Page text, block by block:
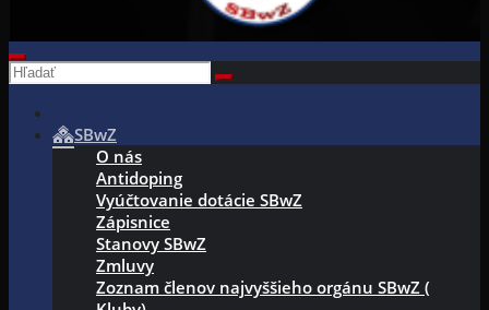
SBwZ
O nás
Antidoping
Vyúčtovanie dotácie SBwZ
Zápisnice
Stanovy SBwZ
Zmluvy
Zoznam členov najvyššieho orgánu SBwZ (